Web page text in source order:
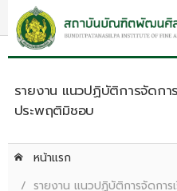
รายงาน แนวปฏิบัติการจัดกา
ประพฤติมิชอบ
หน้าแรก
รายงาน แนวปฏิบัติการจัดการ